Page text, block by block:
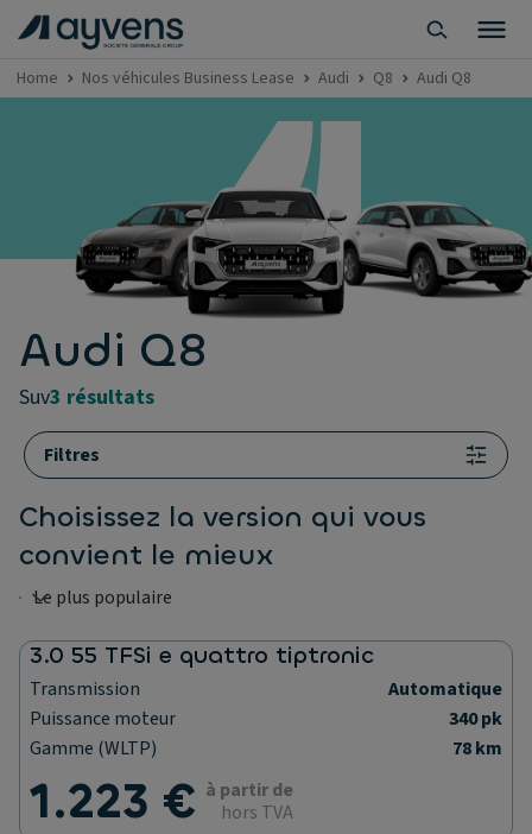
Home Nos véhicules Business Lease Audi Q8 Audi Q8
Audi Q8
suv3 résultats
Filtres
Choisissez la version qui vous
convient le mieux
3.0 55 TFSi e quattro tiptronic
Transmission
Automatique
Puissance moteur
340 pk
Gamme (WLTP)
78 km
1.223 € à partir de
hors TVA